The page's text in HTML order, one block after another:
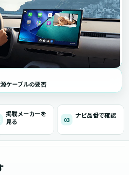
ケーブルの要否
掲載メーカーを
見る
03
ナビ品番で確認